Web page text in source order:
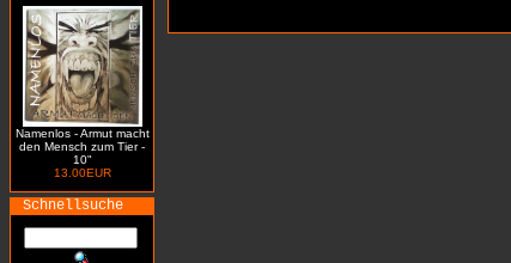
Namenlos - Armut macht
den Mensch zum Tier -
10"
13.00EUR
Schnellsuche